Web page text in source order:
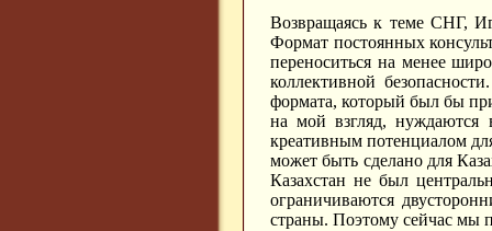
Возвращаясь к теме СНГ,
Формат постоянных
переноситься на менее
коллективной
формата, который был бы
на мой взгляд, нуждаются
креативным потенциалом
может быть сделано для
Казахстан не был
ограничиваются
страны. Поэтому сейчас мы